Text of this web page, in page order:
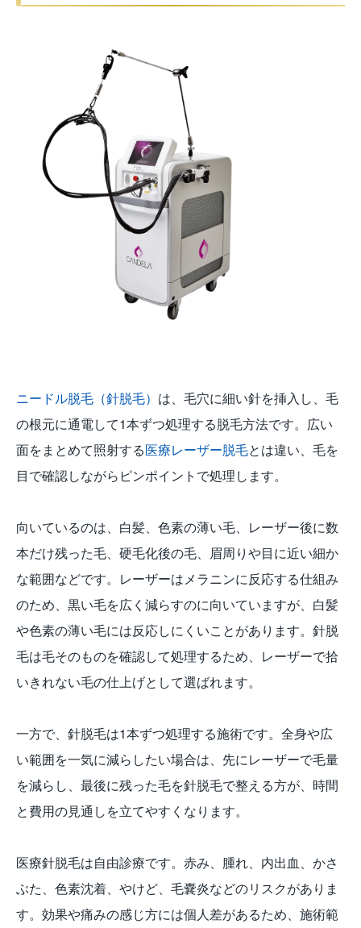
ニードル脱毛（針脱毛） は、毛穴に細い針を挿入し、毛
の根元に通電して1本ずつ処理する脱毛方法です。広い
面をまとめて照射する医療レーザー脱毛とは違い、毛を
目で確認しながらピンポイントで処理します。
向いているのは、白髪、色素の薄い毛、レーザー後に数
本だけ残った毛、硬毛化後の毛、眉周りや目に近い細か
な範囲などです。レーザーはメラニンに反応する仕組み
のため、黒い毛を広く減らすのに向いていますが、白髪
や色素の薄い毛には反応しにくいことがあります。針脱
毛は毛そのものを確認して処理するため、レーザーで拾
いきれない毛の仕上げとして選ばれます。
一方で、針脱毛は1本ずつ処理する施術です。全身や広
い範囲を一気に減らしたい場合は、先にレーザーで毛量
を減らし、最後に残った毛を針脱毛で整える方が、時間
と費用の見通しを立てやすくなります。
医療針脱毛は自由診療です。赤み、腫れ、内出血、かさ
ぶた、色素沈着、やけど、毛嚢炎などのリスクがありま
す。効果や痛みの感じ方には個人差があるため、施術範